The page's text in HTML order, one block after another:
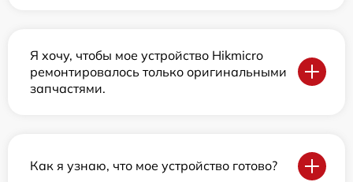
Я хочу, чтобы мое устройство Hikmicro
ремонтировалось только оригинальными
запчастями.
Как я узнаю, что мое устройство готово?